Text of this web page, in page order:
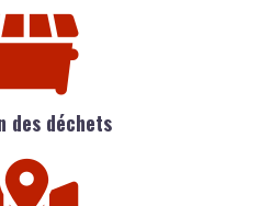
des déchets